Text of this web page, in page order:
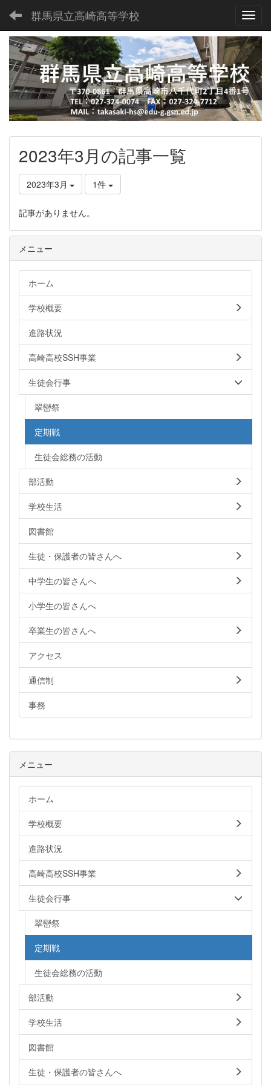
群馬県立高崎高等学校
2023年3月の記事一覧
2023年3月 1件
記事がありません。
メニュー
ホーム
学校概要
進路状況
高崎高校SSH事業
生徒会行事
翠巒祭
定期戦
生徒会総務の活動
部活動
学校生活
図書館
生徒・保護者の皆さんへ
中学生の皆さんへ
小学生の皆さんへ
卒業生の皆さんへ
アクセス
通信制
事務
メニュー
ホーム
学校概要
進路状況
高崎高校SSH事業
生徒会行事
翠巒祭
定期戦
生徒会総務の活動
部活動
学校生活
図書館
生徒・保護者の皆さんへ